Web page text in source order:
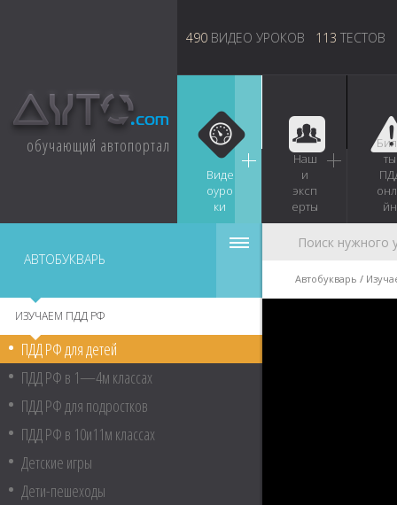
обучающий автопортал
490 ВИДЕО УРОКОВ 113 ТЕСТОВ
Виде
оуро
ки
Наш
и
эксп
ерты
ты
йн
АВТОБУКВАРЬ
ИЗУЧАЕМ ПДД РФ
ПДД РФ для детей
ПДД РФ в 1—4м классах
ПДД РФ для подростков
ПДД РФ в 10и11м классах
Детские игры
Дети-пешеходы
Автобукварь